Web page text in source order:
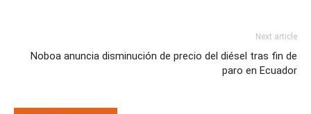
Next article
Noboa anuncia disminución de precio del diésel tras fin de
paro en Ecuador